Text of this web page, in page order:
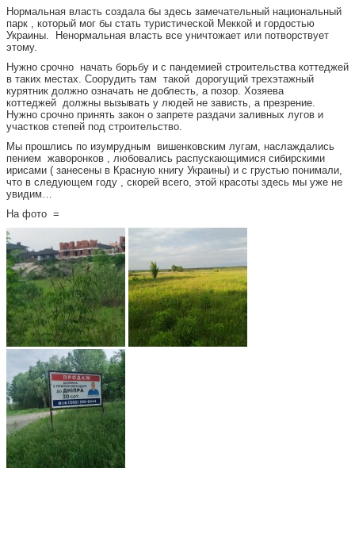
Нормальная власть создала бы здесь замечательный национальный
парк , который мог бы стать туристической Меккой и гордостью
Украины. Ненормальная власть все уничтожает или потворствует
этому.
Нужно срочно начать борьбу и с пандемией строительства коттеджей
в таких местах. Соорудить там такой дорогущий трехэтажный
курятник должно означать не доблесть, а позор. Хозяева
коттеджей должны вызывать у людей не зависть, а презрение.
Нужно срочно принять закон о запрете раздачи заливных лугов и
участков степей под строительство.
Мы прошлись по изумрудным вишенковским лугам, наслаждались
пением жаворонков , любовались распускающимися сибирскими
ирисами ( занесены в Красную книгу Украины) и с грустью понимали,
что в следующем году , скорей всего, этой красоты здесь мы уже не
увидим…
На фото =